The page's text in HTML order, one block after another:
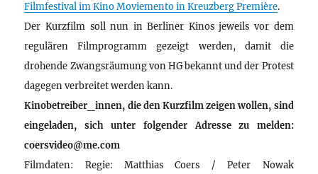
Filmfestival im Kino Moviemento in Kreuzberg Première.
Der Kurzfilm soll nun in Berliner Kinos jeweils vor dem
regulären Filmprogramm gezeigt werden, damit die
drohende Zwangsräumung von HG bekannt und der Protest
dagegen verbreitet werden kann.
Kinobetreiber_innen, die den Kurzfilm zeigen wollen, sind
eingeladen, sich unter folgender Adresse zu melden:
coersvideo@me.com
Filmdaten: Regie: Matthias Coers / Peter Nowak